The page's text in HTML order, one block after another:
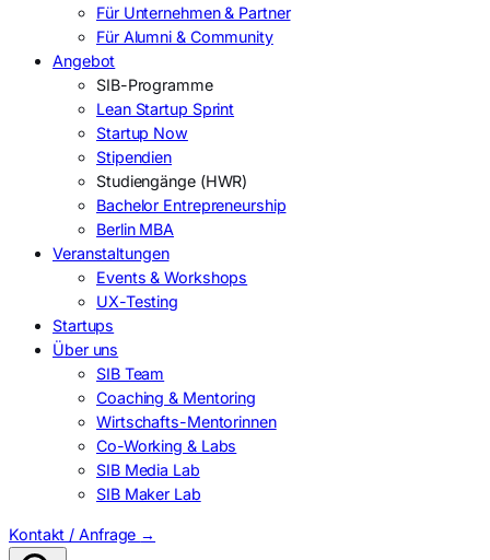
Für Unternehmen & Partner
Für Alumni & Community
Angebot
SIB-Programme
Lean Startup Sprint
Startup Now
Stipendien
Studiengänge (HWR)
Bachelor Entrepreneurship
Berlin MBA
Veranstaltungen
Events & Workshops
UX-Testing
Startups
Über uns
SIB Team
Coaching & Mentoring
Wirtschafts-Mentorinnen
Co-Working & Labs
SIB Media Lab
SIB Maker Lab
Kontakt / Anfrage →